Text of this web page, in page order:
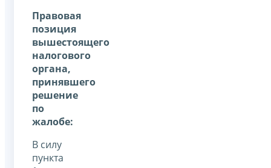
Правовая
позиция
вышестоящего
налогового
органа,
принявшего
решение
по
жалобе:
В силу
пункта